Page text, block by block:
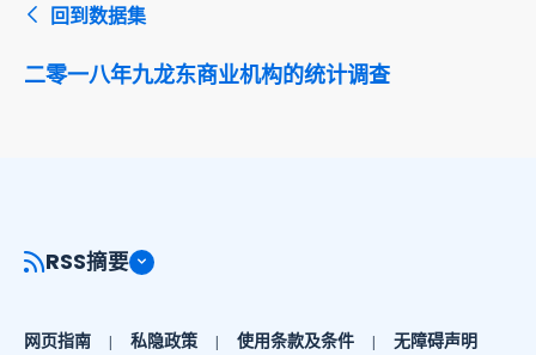
回到数据集
二零一八年九龙东商业机构的统计调查
RSS摘要
网页指南 私隐政策 使用条款及条件 无障碍声明